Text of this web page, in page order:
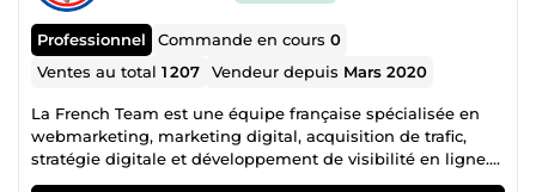
Professionnel Commande en cours0
Ventes au total1 207 Vendeur depuis Mars 2020
La French Team est une équipe française spécialisée en
webmarketing, marketing digital, acquisition de trafic,
stratégie digitale et développement de visibilité en ligne.
Notre collectif regroupe plusieurs profils complémentaires,